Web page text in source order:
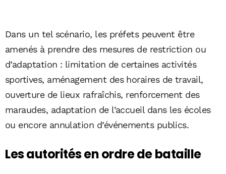
Dans un tel scénario, les préfets peuvent être
amenés à prendre des mesures de restriction ou
d’adaptation : limitation de certaines activités
sportives, aménagement des horaires de travail,
ouverture de lieux rafraîchis, renforcement des
maraudes, adaptation de l’accueil dans les écoles
ou encore annulation d’événements publics.
Les autorités en ordre de bataille